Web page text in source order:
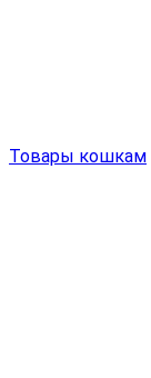
Товары кошкам